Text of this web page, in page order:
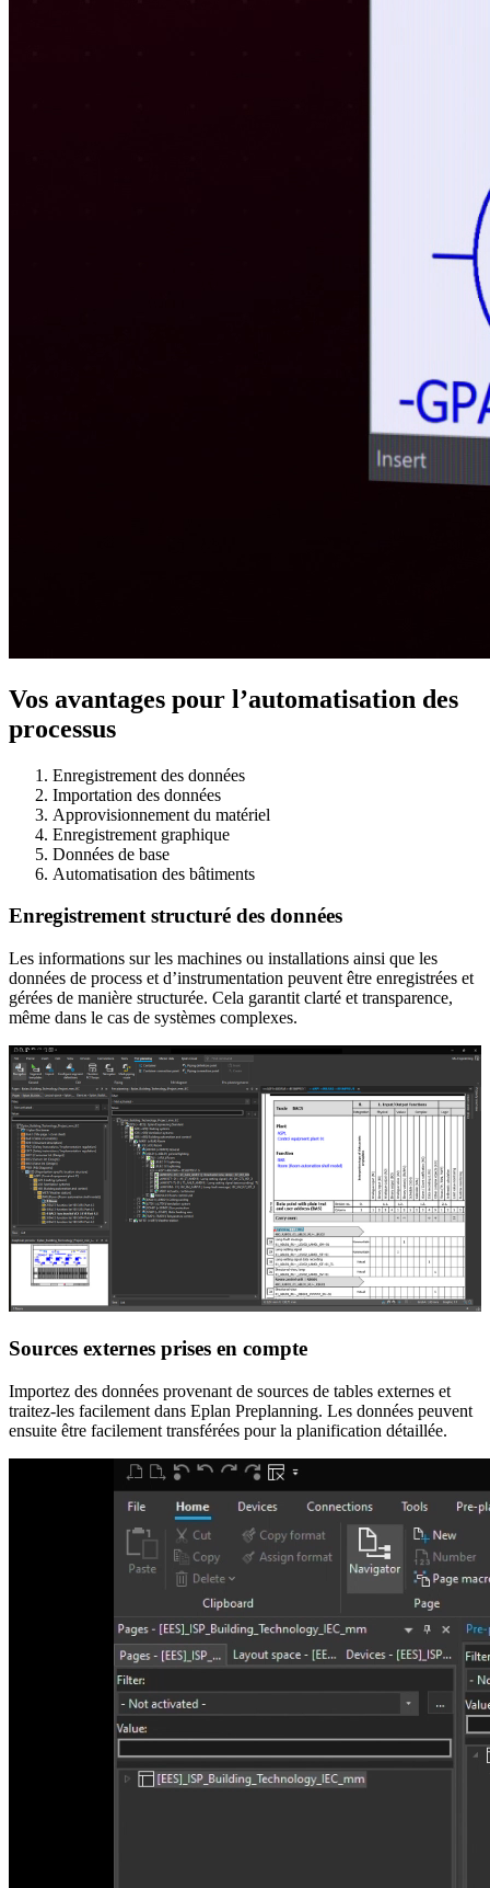
Vos avantages pour l’automatisation des
processus
Enregistrement des données
Importation des données
Approvisionnement du matériel
Enregistrement graphique
Données de base
Automatisation des bâtiments
Enregistrement structuré des données
Les informations sur les machines ou installations ainsi que les
données de process et d’instrumentation peuvent être enregistrées et
gérées de manière structurée. Cela garantit clarté et transparence,
même dans le cas de systèmes complexes.
Sources externes prises en compte
Importez des données provenant de sources de tables externes et
traitez-les facilement dans Eplan Preplanning. Les données peuvent
ensuite être facilement transférées pour la planification détaillée.